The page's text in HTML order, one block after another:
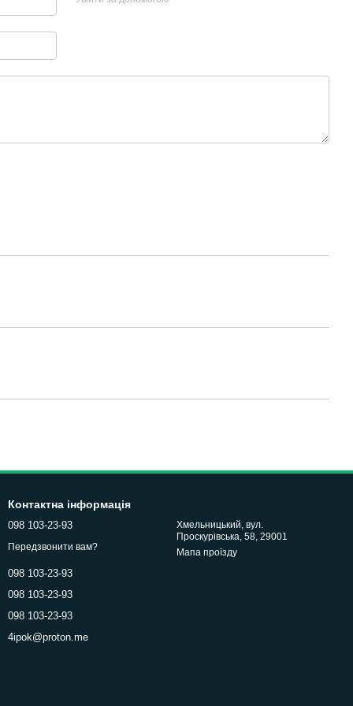
Контактна інформація
098 103-23-93
Передзвонити вам?
098 103-23-93
098 103-23-93
098 103-23-93
4ipok@proton.me
Хмельницький, вул.
Проскурівська, 58, 29001
Мапа проїзду